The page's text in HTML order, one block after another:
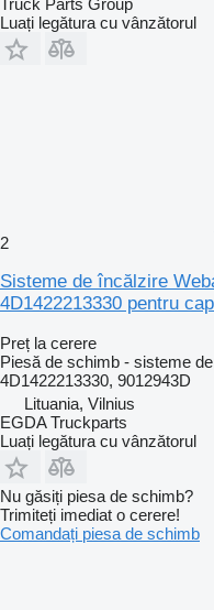
Luați legătura cu vânzătorul
2
Sisteme de încălzire
4D1422213330 pentru
Preț la cerere
Piesă de schimb - sisteme
4D1422213330, 9012943D
Lituania, Vilnius
EGDA Truckparts
Luați legătura cu vânzătorul
Nu găsiți piesa de schimb?
Trimiteți imediat o cerere!
Comandați piesa de schimb